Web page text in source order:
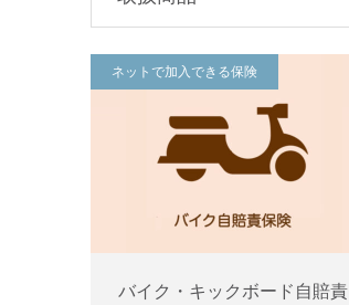
ネットで加入できる保険
バイク・キックボード自賠責